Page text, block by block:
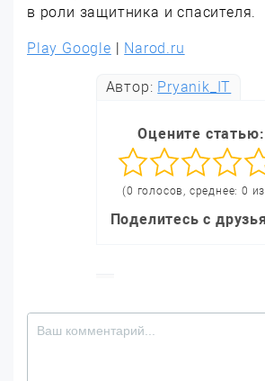
в роли защитника и спасителя.
Play Google | Narod.ru
Автор: Pryanik_IT
Оцените статью:
(0 голосов, среднее: 0
Поделитесь с